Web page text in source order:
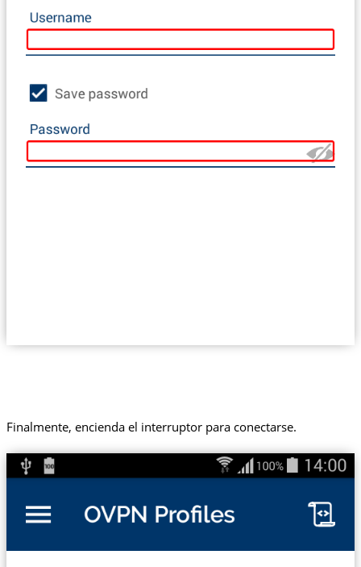
Finalmente, encienda el interruptor para conectarse.